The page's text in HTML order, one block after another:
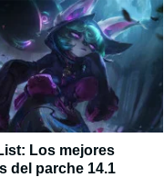
Los mejores
del parche 14.1